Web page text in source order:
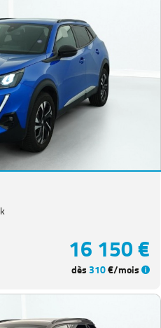
16 150 €
dès310€/mois